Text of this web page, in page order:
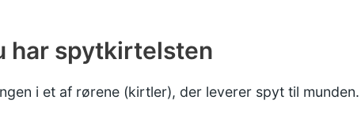
har spytkirtelsten
i et af rørene (kirtler), der leverer spyt til